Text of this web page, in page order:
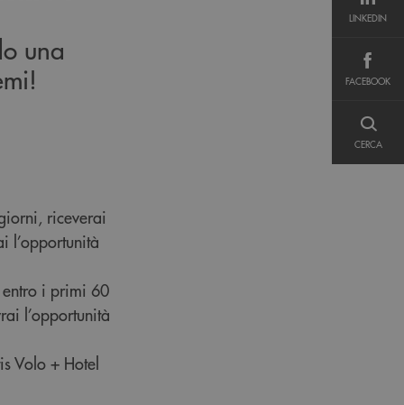
LINKEDIN
FACEBOOK
CERCA
una
riceverai
l’opportunità
i primi 60
l’opportunità
Volo + Hotel